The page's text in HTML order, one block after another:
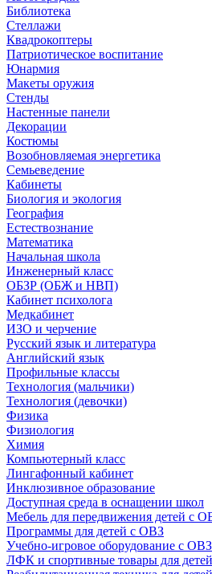
Библиотека
Стеллажи
Квадрокоптеры
Патриотическое воспитание
Юнармия
Макеты оружия
Стенды
Настенные панели
Декорации
Костюмы
Возобновляемая энергетика
Семьеведение
Кабинеты
Биология и экология
География
Естествознание
Математика
Начальная школа
Инженерный класс
ОБЗР (ОБЖ и НВП)
Кабинет психолога
Медкабинет
ИЗО и черчение
Русский язык и литература
Английский язык
Профильные классы
Технология (мальчики)
Технология (девочки)
Физика
Физиология
Химия
Компьютерный класс
Лингафонный кабинет
Инклюзивное образование
Доступная среда в оснащении школ
Мебель для передвижения детей с
Программы для детей с ОВЗ
Учебно-игровое оборудование с ОВЗ
ЛФК и спортивные товары для